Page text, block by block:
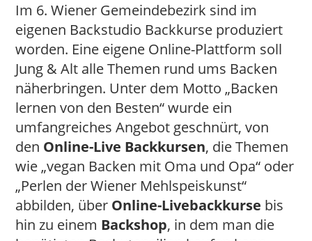
Im 6. Wiener Gemeindebezirk sind im
eigenen Backstudio Backkurse produziert
worden. Eine eigene Online-Plattform soll
Jung & Alt alle Themen rund ums Backen
näherbringen. Unter dem Motto „Backen
lernen von den Besten“ wurde ein
umfangreiches Angebot geschnürt, von
den Online-Live Backkursen, die Themen
wie „vegan Backen mit Oma und Opa“ oder
„Perlen der Wiener Mehlspeiskunst“
abbilden, über Online-Livebackkurse bis
hin zu einem Backshop, in dem man die